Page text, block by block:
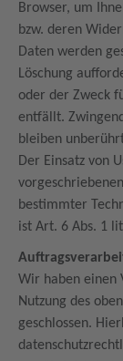
Browser, um
bzw. deren
Daten werden
Löschung
oder der Zweck
entfällt.
bleiben
Der Einsatz von
bestimmter
ist Art. 6 Abs. 1
Wir haben einen
Nutzung des
geschlossen.